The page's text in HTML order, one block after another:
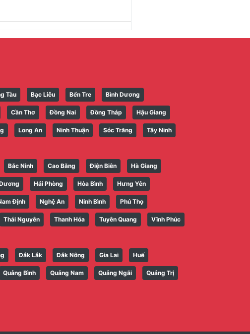
Tàu Bạc Liêu Bến Tre Bình Dương
Cần Thơ Đồng Nai Đồng Tháp Hậu Giang
Long An Ninh Thuận Sóc Trăng Tây Ninh
Bắc Ninh Cao Bằng Điện Biên Hà Giang
Hải Phòng Hòa Bình Hưng Yên
Định Nghệ An Ninh Bình Phú Thọ
Thái Nguyên Thanh Hóa Tuyên Quang Vĩnh Phúc
Đắk Lắk Đắk Nông Gia Lai Huế
Quảng Bình Quảng Nam Quảng Ngãi Quảng Trị